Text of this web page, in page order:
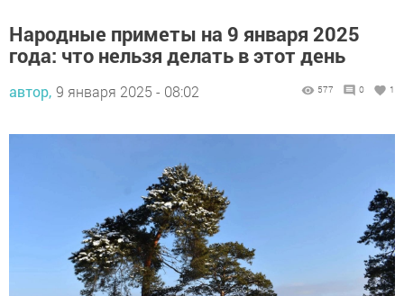
Народные приметы на 9 января 2025
года: что нельзя делать в этот день
автор, 9 января 2025 - 08:02 577 0 1